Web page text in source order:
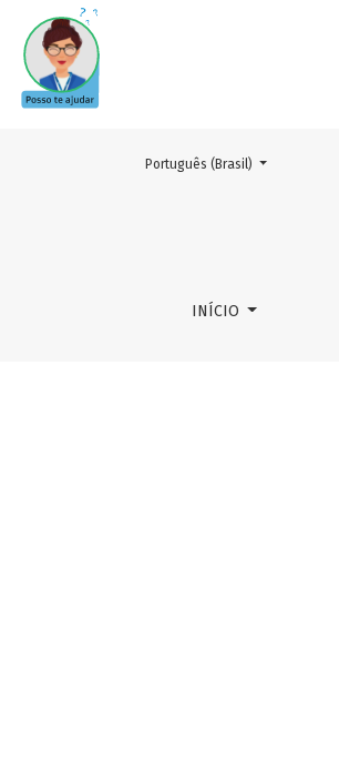
Equipe Editorial
INÍCIO
Mudar o idioma. O atual é:
Português (Brasil)